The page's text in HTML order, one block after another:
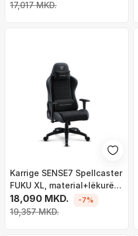
17,017 MKD.
Karrige SENSE7 Spellcaster
FUKU XL, material+lëkurë,
e zezë
18,090 MKD.
19,357 MKD.
-7%